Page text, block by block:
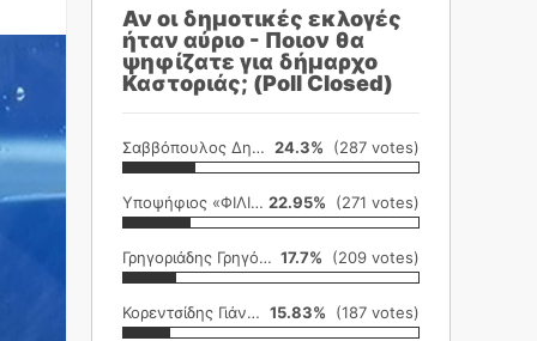
Αν οι δημοτικές εκλογές
ήταν αύριο - Ποιον θα
ψηφίζατε για δήμαρχο
Καστοριάς; (Poll Closed)
Σαββόπουλος Δημήτρης 24.3% (287 votes)
Υποψήφιος «ΦΙΛΙΚΗ ΕΤΑΙΡΕΙΑ» 22.95% (271 votes)
Γρηγοριάδης Γρηγόρης 17.7% (209 votes)
Κορεντσίδης Γιάννης 15.83% (187 votes)